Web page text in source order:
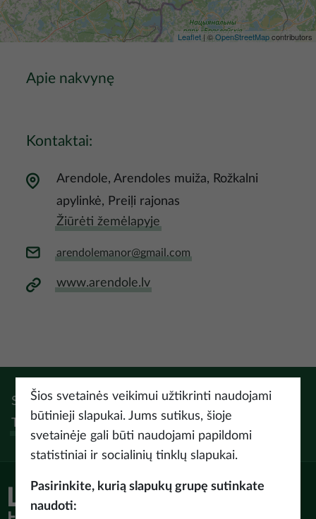
Leaflet| ©OpenStreetMapcontributors
Apie nakvynę
Kontaktai:
Arendole, Arendoles muiža, Rožkalni
apylinkė, Preiļi rajonas
Žiūrėti žemėlapyje
arendolemanor@gmail.com
www.arendole.lv
Sek:InstagramFacebookPinterest YoutubeThreads
Tiktok
Šios svetainės veikimui užtikrinti naudojami
būtinieji slapukai. Jums sutikus, šioje
svetainėje gali būti naudojami papildomi
statistiniai ir socialinių tinklų slapukai.
Pasirinkite, kurią slapukų grupę sutinkate
naudoti: